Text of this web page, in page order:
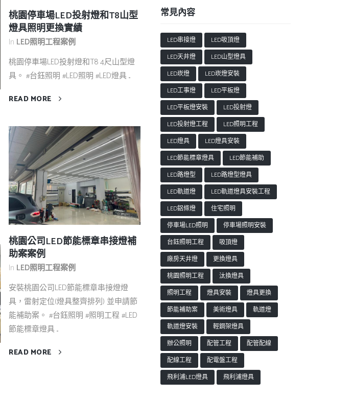
桃園停車場LED投射燈和T8山型
燈具照明更換實績
In LED照明工程案例
桃園停車場LED投射燈和T8 4尺山型燈
具。 #台鈺照明 #LED照明 #LED燈具 ...
READ MORE
桃園公司LED節能標章串接燈補
助案案例
In LED照明工程案例
安裝桃園公司LED節能標章串接燈燈
具，雷射定位(燈具整齊排列) 並申請節
能補助案。 #台鈺照明 #照明工程 #LED
節能標章燈具 ...
READ MORE
常見內容
LED串接燈
LED吸頂燈
LED天井燈
LED山型燈具
LED崁燈
LED崁燈安裝
LED工事燈
LED平板燈
LED平板燈安裝
LED投射燈
LED投射燈工程
LED照明工程
LED燈具
LED燈具安裝
LED節能標章燈具
LED節能補助
LED路燈型
LED路燈型燈具
LED軌道燈
LED軌道燈具安裝工程
LED鋁條燈
住宅照明
停車場LED照明
停車場照明安裝
台鈺照明工程
吸頂燈
廠房天井燈
更換燈具
桃園照明工程
汰換燈具
照明工程
燈具安裝
燈具更換
節能補助案
美術燈具
軌道燈
軌道燈安裝
輕鋼架燈具
辦公照明
配管工程
配管配線
配線工程
配電盤工程
飛利浦LED燈具
飛利浦燈具